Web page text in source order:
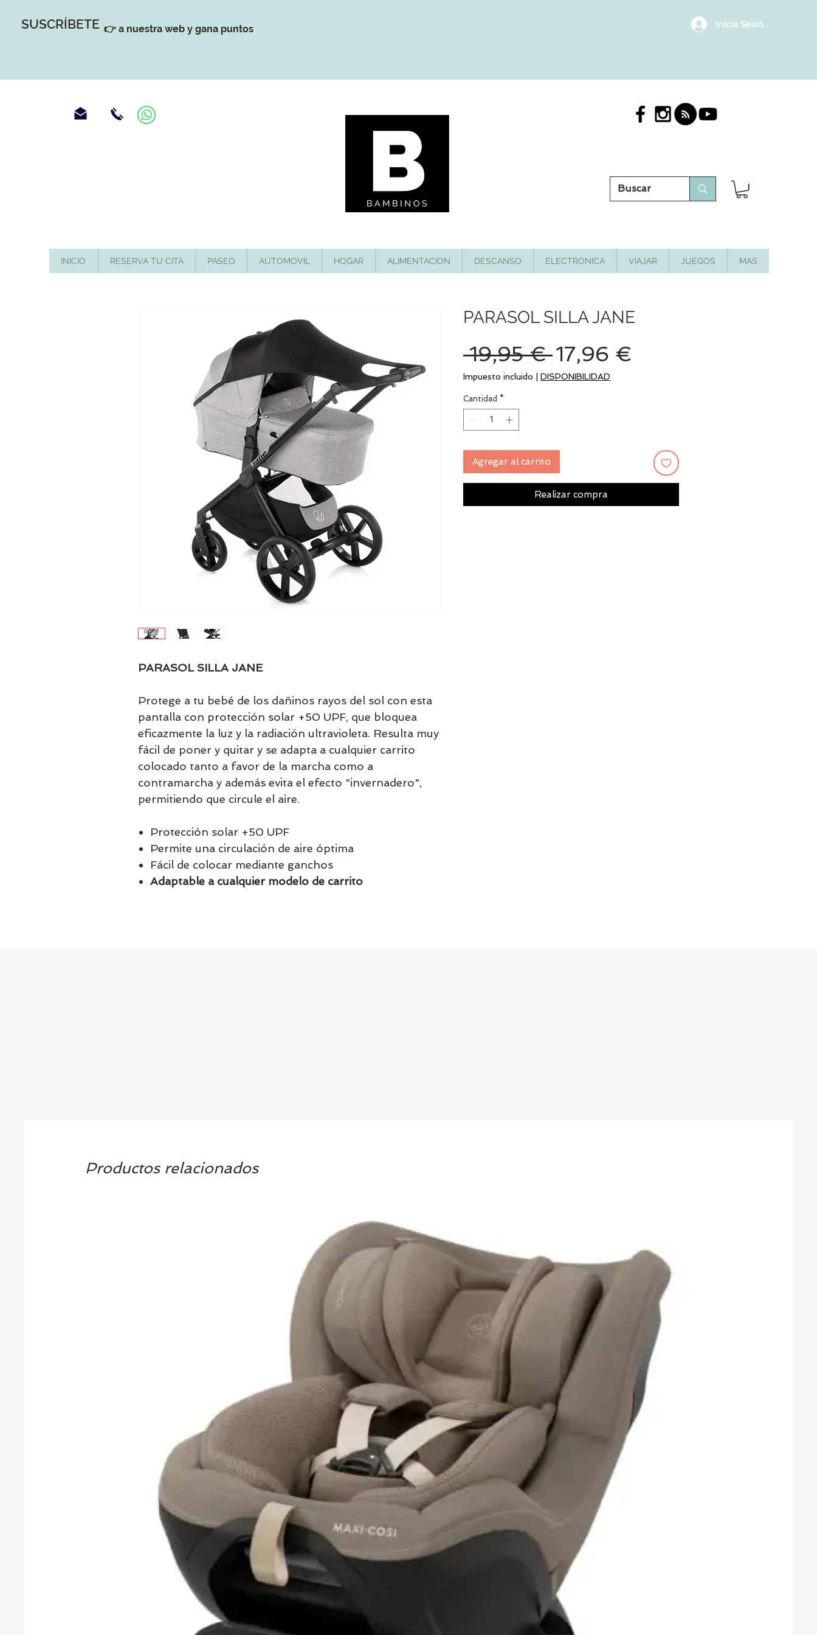
SUSCRÍBETE 👉 a nuestra web y gana puntos Inicia Sesión/
INICIO RESERVA TU CITA PASEO AUTOMOVIL HOGAR ALIMENTACION DESCANSO ELECTRONICA VIAJAR JUEGOS MAS
PARASOL SILLA JANE
Protege a tu bebé de los dañinos rayos del sol con esta
pantalla con protección solar +50 UPF, que bloquea
eficazmente la luz y la radiación ultravioleta. Resulta muy
fácil de poner y quitar y se adapta a cualquier carrito
colocado tanto a favor de la marcha como a
contramarcha y además evita el efecto "invernadero",
permitiendo que circule el aire.
Protección solar +50 UPF
Permite una circulación de aire óptima
Fácil de colocar mediante ganchos
Adaptable a cualquier modelo de carrito
PARASOL SILLA JANE
19,95 € Precio
17,96 €
Impuesto incluido DISPONIBILIDAD
Cantidad *
Agregar al carrito
Realizar compra
Productos relacionados